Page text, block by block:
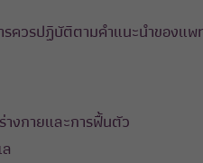
ควรปฏิบัติตามคำแนะนำของแพ
งกายและการฟื้นตัว